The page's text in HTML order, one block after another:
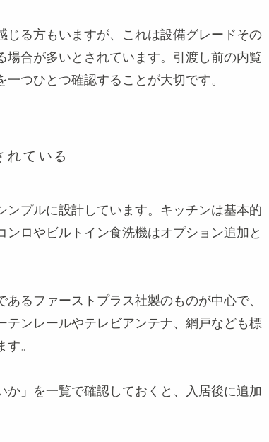
る方もいますが、これは設備グレードその
合が多いとされています。引渡し前の内覧
つひとつ確認することが大切です。
ている
プルに設計しています。キッチンは基本的
ロやビルトイン食洗機はオプション追加と
るファーストプラス社製のものが中心で、
ンレールやテレビアンテナ、網戸なども標
。
」を一覧で確認しておくと、入居後に追加